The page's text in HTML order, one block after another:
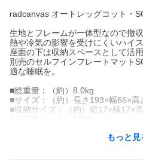
radcanvas オートレッグコット・
生地とフレームが一体型なので撤収
熱や冷気の影響を受けにくいハイ
座面の下は収納スペースとして活用
別売のセルフインフレートマット
適な睡眠を。
■総重量：（約）8.0kg
■サイズ：（約）長さ193×幅66×高
■収納サイズ：（約）縦17×横17×
■主素材：ポリエステル、スチール
もっと見